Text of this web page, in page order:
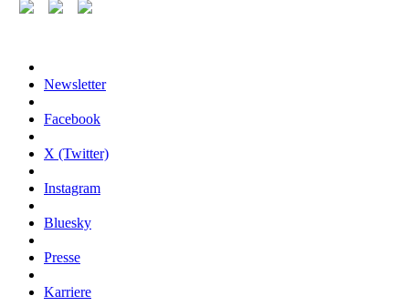
Newsletter
Facebook
X (Twitter)
Instagram
Bluesky
Presse
Karriere